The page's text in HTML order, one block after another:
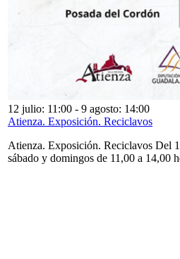
12 julio: 11:00 - 9 agosto: 14:00
Atienza. Exposición. Reciclavos
Atienza. Exposición. Reciclavos Del
sábado y domingos de 11,00 a 14,00